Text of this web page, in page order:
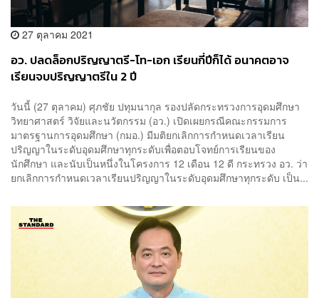
27 ตุลาคม 2021
อว. ปลดล็อกปริญญาตรี-โท-เอก เรียนกี่ปีก็ได้ อนาคตอาจ
เรียนจบปริญญาตรีใน 2 ปี
วันนี้ (27 ตุลาคม) ศุภชัย ปทุมนากุล รองปลัดกระทรวงการอุดมศึกษา
วิทยาศาสตร์ วิจัยและนวัตกรรม (อว.) เปิดเผยกรณีคณะกรรมการ
มาตรฐานการอุดมศึกษา (กมอ.) มีมติยกเลิกการกำหนดเวลาเรียน
ปริญญาในระดับอุดมศึกษาทุกระดับเพื่อตอบโจทย์การเรียนของ
นักศึกษา และนับเป็นหนึ่งในโครงการ 12 เดือน 12 ดี กระทรวง อว. ว่า
ยกเลิกการกำหนดเวลาเรียนปริญญาในระดับอุดมศึกษาทุกระดับ เป็น...